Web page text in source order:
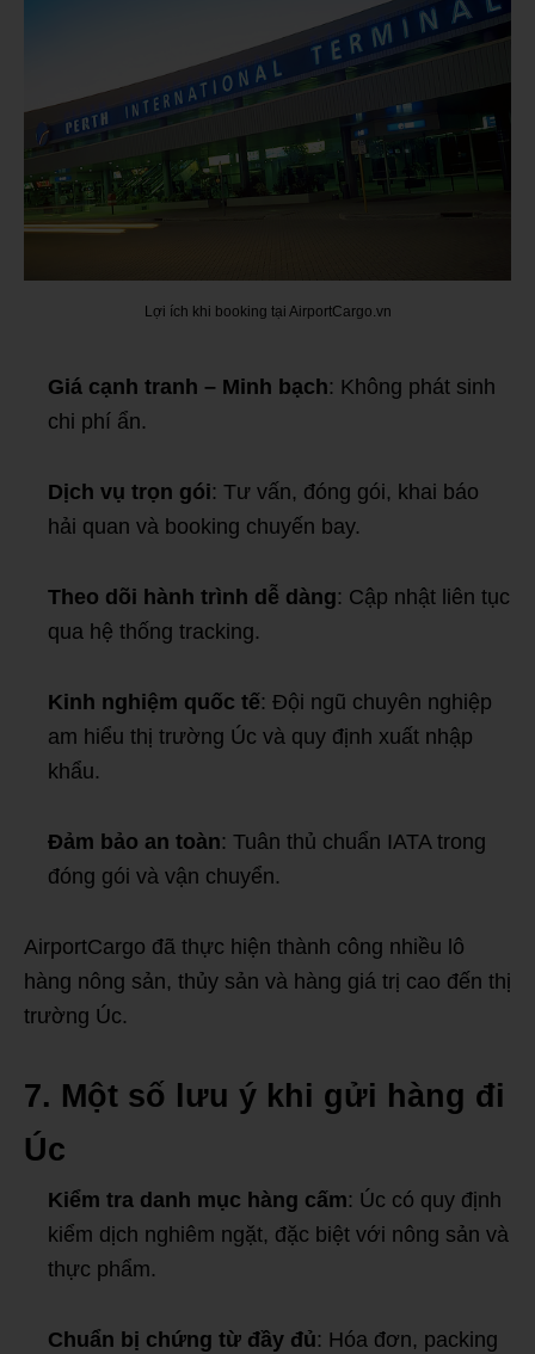
Lợi ích khi booking tại AirportCargo.vn
Giá cạnh tranh – Minh bạch: Không phát sinh
chi phí ẩn.
Dịch vụ trọn gói: Tư vấn, đóng gói, khai báo
hải quan và booking chuyến bay.
Theo dõi hành trình dễ dàng: Cập nhật liên tục
qua hệ thống tracking.
Kinh nghiệm quốc tế: Đội ngũ chuyên nghiệp
am hiểu thị trường Úc và quy định xuất nhập
khẩu.
Đảm bảo an toàn: Tuân thủ chuẩn IATA trong
đóng gói và vận chuyển.
AirportCargo đã thực hiện thành công nhiều lô
hàng nông sản, thủy sản và hàng giá trị cao đến thị
trường Úc.
7. Một số lưu ý khi gửi hàng đi
Úc
Kiểm tra danh mục hàng cấm: Úc có quy định
kiểm dịch nghiêm ngặt, đặc biệt với nông sản và
thực phẩm.
Chuẩn bị chứng từ đầy đủ: Hóa đơn, packing